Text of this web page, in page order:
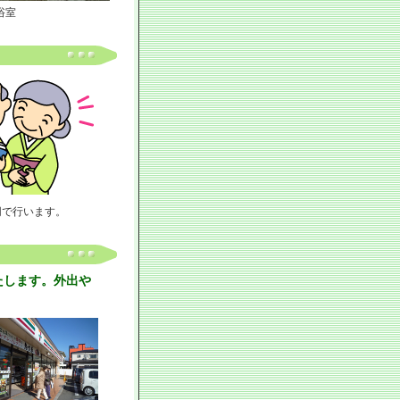
室
行います。
ます。外出や